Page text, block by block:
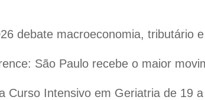
debate macroeconomia, tributário
São Paulo recebe o maior
Curso Intensivo em Geriatria de 19